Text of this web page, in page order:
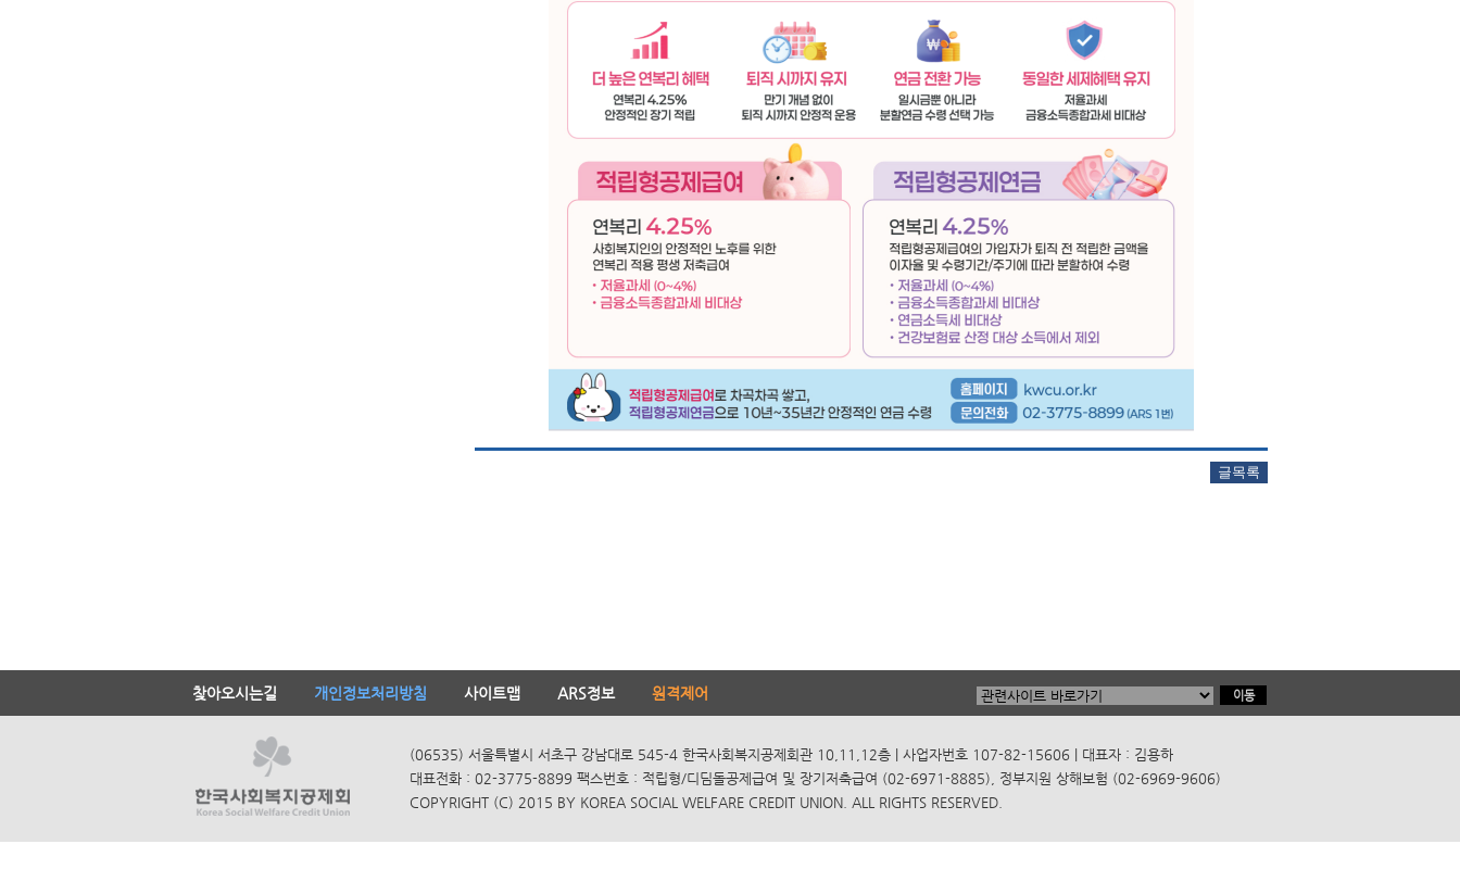
찾아오시는길 개인정보처리방침 사이트맵 ARS정보 원격제어
(06535) 서울특별시 서초구 강남대로 545-4 한국사회복지공제회관 10,11,12층 | 사업자번호 107-82-15606 | 대표자 : 김용하
대표전화 : 02-3775-8899 팩스번호 : 적립형/디딤돌공제급여 및 장기저축급여 (02-6971-8885), 정부지원 상해보험 (02-6969-9606)
COPYRIGHT (C) 2015 BY KOREA SOCIAL WELFARE CREDIT UNION. ALL RIGHTS RESERVED.